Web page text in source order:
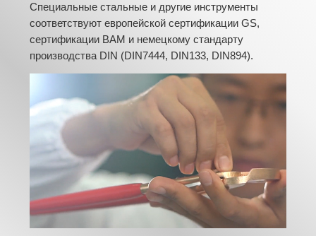
Специальные стальные и другие инструменты
соответствуют европейской сертификации GS,
сертификации BAM и немецкому стандарту
производства DIN (DIN7444, DIN133, DIN894).